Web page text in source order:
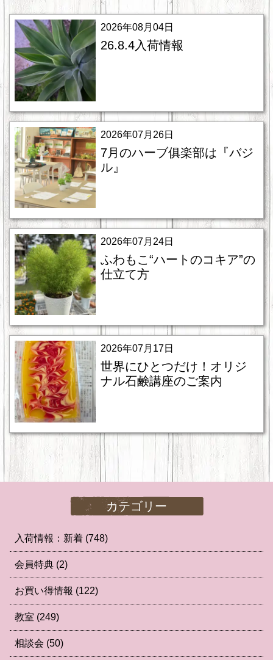
2026年08月04日
26.8.4入荷情報
2026年07月26日
7月のハーブ俱楽部は『バジ
ル』
2026年07月24日
ふわもこ“ハートのコキア”の
仕立て方
2026年07月17日
世界にひとつだけ！オリジ
ナル石鹸講座のご案内
カテゴリー
入荷情報：新着 (748)
会員特典 (2)
お買い得情報 (122)
教室 (249)
相談会 (50)